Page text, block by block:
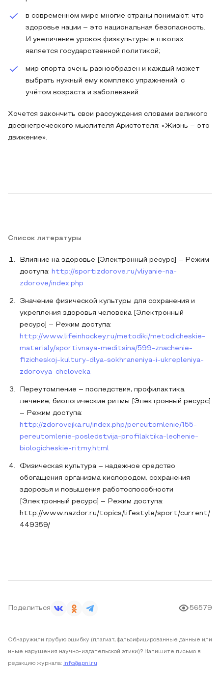
в современном мире многие страны понимают, что
здоровье нации – это национальная безопасность.
И увеличение уроков физкультуры в школах
является государственной политикой;
мир спорта очень разнообразен и каждый может
выбрать нужный ему комплекс упражнений, с
учётом возраста и заболеваний.
Хочется закончить свои рассуждения словами великого
древнегреческого мыслителя Аристотеля: «Жизнь – это
движение».
Список литературы
Влияние на здоровье [Электронный ресурс] – Режим
доступа: http://sportizdorove.ru/vliyanie-na-
zdorove/index.php
Значение физической культуры для сохранения и
укрепления здоровья человека [Электронный
ресурс] – Режим доступа:
http://www.lifeinhockey.ru/metodiki/metodicheskie-
materialy/sportivnaya-meditsina/599-znachenie-
fizicheskoj-kultury-dlya-sokhraneniya-i-ukrepleniya-
zdorovya-cheloveka
Переутомление – последствия, профилактика,
лечение, биологические ритмы [Электронный ресурс]
– Режим доступа:
http://zdorovejka.ru/index.php/pereutomlenie/155-
pereutomlenie-posledstvija-profilaktika-lechenie-
biologicheskie-ritmy.html
Физическая культура – надежное средство
обогащения организма кислородом, сохранения
здоровья и повышения работоспособности
[Электронный ресурс] – Режим доступа:
http://www.nazdor.ru/topics/lifestyle/sport/current/
449359/
Поделиться 56579
Обнаружили грубую ошибку (плагиат, фальсифицированные данные или
иные нарушения научно-издательской этики)? Напишите письмо в
редакцию журнала: info@apni.ru